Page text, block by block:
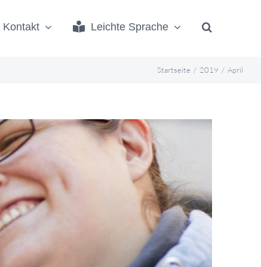
Kontakt Leichte Sprache
Startseite 2019 April